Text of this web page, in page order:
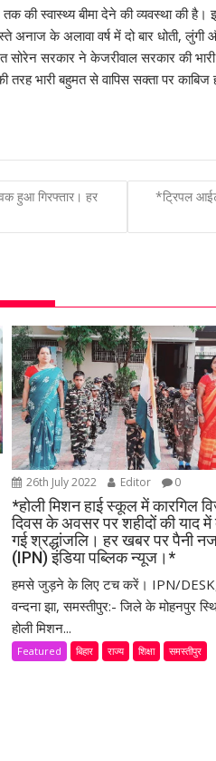
स्वास्थ्य बीमा देने की व्यवस्था की है।
अनाज के अलावा वर्ष में दो बार धोती,
सोरेन सरकार ने केजरीवाल सरकार की
भारी बहुमत से वापिस सक्ता पर काबिज
हुआ गिरफ्तार। हर
*ट्रिपल
26th July 2022 Editor 0
*होली मिशन हाई स्कूल में कारगिल
दिवस के अवसर पर शहीदों की याद में
गई श्रद्धांजलि। हर खबर पर पैनी
(IPN) इंडिया पब्लिक न्यूज।*
हमसे जुड़ने के लिए टच करें। IPN/
वन्दना झा, समस्तीपुर:- जिले के मोहनपुर
होली मिशन...
Featured बिहार राज्य शिक्षा समस्तीपुर